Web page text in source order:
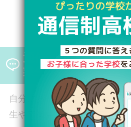
学院高等学校へ転入してこられ
トやスクーリングをこなしなが
ようになった2か月を振り返って
「通信制高校は家で一人で勉強
ジを持っていた田中さんですが
（先生）や仲間に囲まれる中で
わったと言います。
インタビューを
通信制高校・サポ
業生の口コミ
自分にあった通信制高校がき
生や卒業生のリアルな声をま